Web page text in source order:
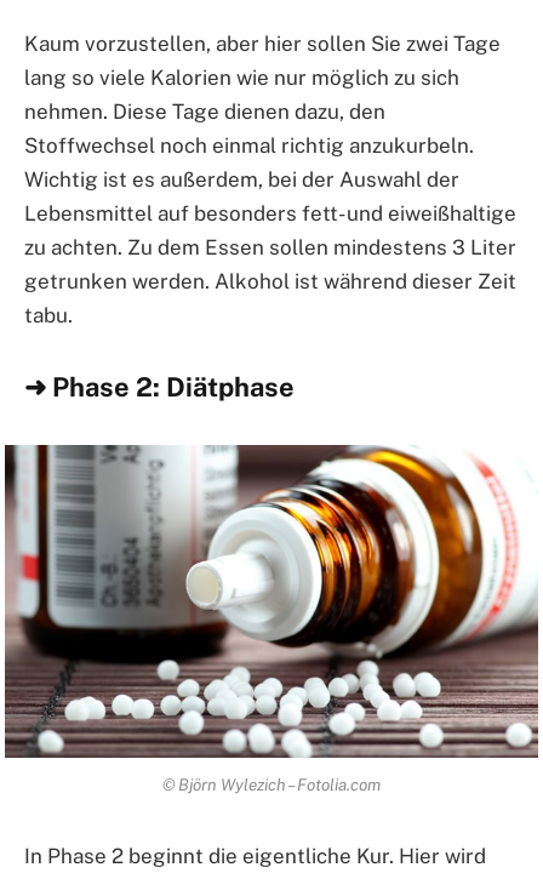
Kaum vorzustellen, aber hier sollen Sie zwei Tage
lang so viele Kalorien wie nur möglich zu sich
nehmen. Diese Tage dienen dazu, den
Stoffwechsel noch einmal richtig anzukurbeln.
Wichtig ist es außerdem, bei der Auswahl der
Lebensmittel auf besonders fett- und eiweißhaltige
zu achten. Zu dem Essen sollen mindestens 3 Liter
getrunken werden. Alkohol ist während dieser Zeit
tabu.
➜ Phase 2: Diätphase
© Björn Wylezich – Fotolia.com
In Phase 2 beginnt die eigentliche Kur. Hier wird